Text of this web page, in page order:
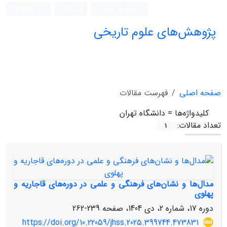
پژوهش‌های علوم تاریخی
صفحه اصلی
فهرست مقالات
کلیدواژه‌ها = دانشگاه تهران
تعداد مقالات:
1
مدال‌ها و نشان‌های فرهنگی و علمی در دوره‌های قاجاریه و
پهلوی
دوره 17، شماره 2، دی 1404، صفحه
239-262
https://doi.org/10.22059/jhss.2025.399744.473831